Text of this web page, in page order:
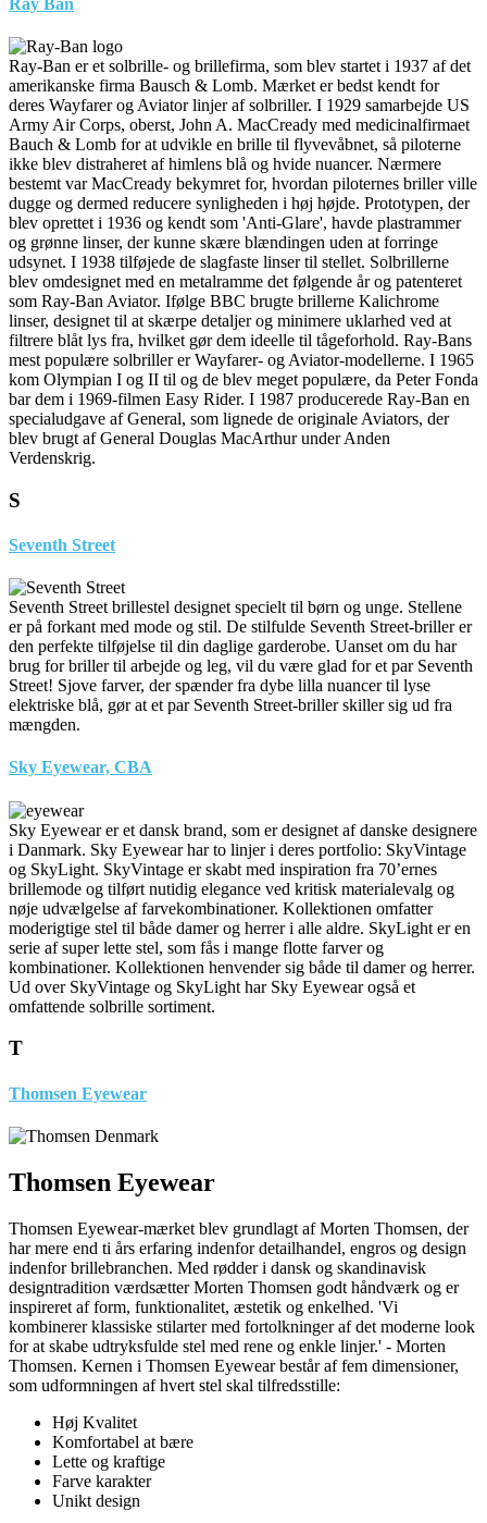
Ray-Ban er et solbrille- og brillefirma, som blev startet i 1937 af det
amerikanske firma Bausch & Lomb. Mærket er bedst kendt for
deres Wayfarer og Aviator linjer af solbriller. I 1929 samarbejde US
Army Air Corps, oberst, John A. MacCready med medicinalfirmaet
Bauch & Lomb for at udvikle en brille til flyvevåbnet, så piloterne
ikke blev distraheret af himlens blå og hvide nuancer. Nærmere
bestemt var MacCready bekymret for, hvordan piloternes briller ville
dugge og dermed reducere synligheden i høj højde. Prototypen, der
blev oprettet i 1936 og kendt som 'Anti-Glare', havde plastrammer
og grønne linser, der kunne skære blændingen uden at forringe
udsynet. I 1938 tilføjede de slagfaste linser til stellet. Solbrillerne
blev omdesignet med en metalramme det følgende år og patenteret
som Ray-Ban Aviator. Ifølge BBC brugte brillerne Kalichrome
linser, designet til at skærpe detaljer og minimere uklarhed ved at
filtrere blåt lys fra, hvilket gør dem ideelle til tågeforhold. Ray-Bans
mest populære solbriller er Wayfarer- og Aviator-modellerne. I 1965
kom Olympian I og II til og de blev meget populære, da Peter Fonda
bar dem i 1969-filmen Easy Rider. I 1987 producerede Ray-Ban en
specialudgave af General, som lignede de originale Aviators, der
blev brugt af General Douglas MacArthur under Anden
Verdenskrig.
S
Seventh Street
Seventh Street brillestel designet specielt til børn og unge. Stellene
er på forkant med mode og stil. De stilfulde Seventh Street-briller er
den perfekte tilføjelse til din daglige garderobe. Uanset om du har
brug for briller til arbejde og leg, vil du være glad for et par Seventh
Street! Sjove farver, der spænder fra dybe lilla nuancer til lyse
elektriske blå, gør at et par Seventh Street-briller skiller sig ud fra
mængden.
Sky Eyewear, CBA
Sky Eyewear er et dansk brand, som er designet af danske designere
i Danmark. Sky Eyewear har to linjer i deres portfolio: SkyVintage
og SkyLight. SkyVintage er skabt med inspiration fra 70’ernes
brillemode og tilført nutidig elegance ved kritisk materialevalg og
nøje udvælgelse af farvekombinationer. Kollektionen omfatter
moderigtige stel til både damer og herrer i alle aldre. SkyLight er en
serie af super lette stel, som fås i mange flotte farver og
kombinationer. Kollektionen henvender sig både til damer og herrer.
Ud over SkyVintage og SkyLight har Sky Eyewear også et
omfattende solbrille sortiment.
T
Thomsen Eyewear
Thomsen Eyewear
Thomsen Eyewear-mærket blev grundlagt af Morten Thomsen, der
har mere end ti års erfaring indenfor detailhandel, engros og design
indenfor brillebranchen. Med rødder i dansk og skandinavisk
designtradition værdsætter Morten Thomsen godt håndværk og er
inspireret af form, funktionalitet, æstetik og enkelhed. 'Vi
kombinerer klassiske stilarter med fortolkninger af det moderne look
for at skabe udtryksfulde stel med rene og enkle linjer.' - Morten
Thomsen. Kernen i Thomsen Eyewear består af fem dimensioner,
som udformningen af hvert stel skal tilfredsstille:
Høj Kvalitet
Komfortabel at bære
Lette og kraftige
Farve karakter
Unikt design